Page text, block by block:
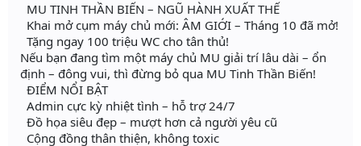
MU TINH THẦN BIẾN – NGŨ HÀNH XUẤT THẾ
Khai mở cụm máy chủ mới: ÂM GIỚI – Tháng 10 đã mở!
Tặng ngay 100 triệu WC cho tân thủ!
Nếu bạn đang tìm một máy chủ MU giải trí lâu dài – ổn
định – đông vui, thì đừng bỏ qua MU Tinh Thần Biến!
ĐIỂM NỔI BẬT
Admin cực kỳ nhiệt tình – hỗ trợ 24/7
Đồ họa siêu đẹp – mượt hơn cả người yêu cũ
Cộng đồng thân thiện, không toxic